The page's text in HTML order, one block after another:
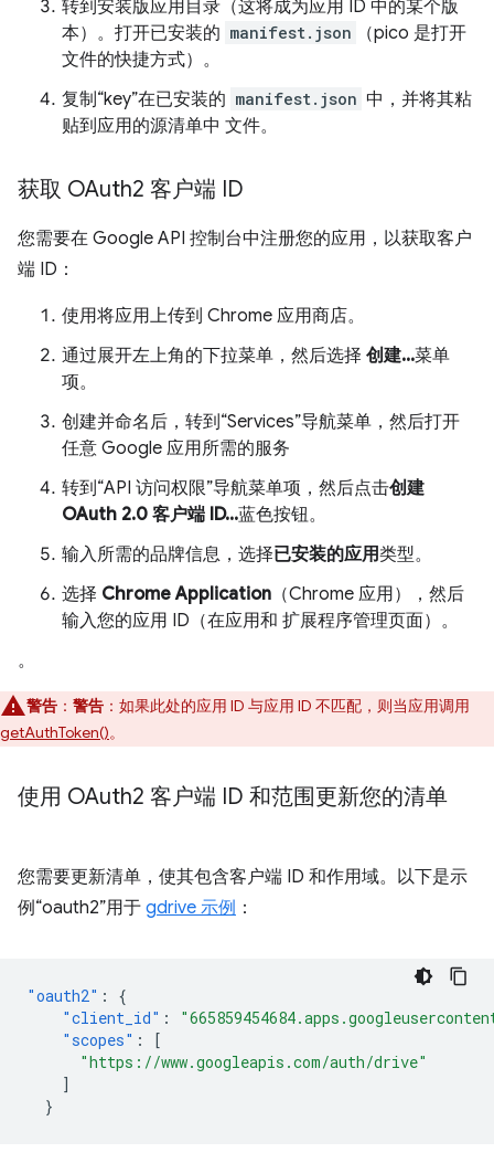
转到安装版应用目录（这将成为应用 ID 中的某个版
本）。打开已安装的 manifest.json
（pico 是打开
文件的快捷方式）。
复制“key”在已安装的 manifest.json 中，并将其粘
贴到应用的源清单中 文件。
获取 OAuth2 客户端 ID
您需要在 Google API 控制台中注册您的应用，以获取客户
端 ID：
使用将应用上传到 Chrome 应用商店。
通过展开左上角的下拉菜单，然后选择 创建...菜单
项。
创建并命名后，转到“Services”导航菜单，然后打开
任意 Google 应用所需的服务
转到“API 访问权限”导航菜单项，然后点击创建
OAuth 2.0 客户端 ID...蓝色按钮。
输入所需的品牌信息，选择已安装的应用类型。
选择 Chrome Application （Chrome 应用），然后
输入您的应用 ID（在应用和 扩展程序管理页面）。
。
警告 ： 警告 ：如果此处的应用 ID 与应用 ID 不匹配，则当应用调用
getAuthToken()。
使用 OAuth2 客户端 ID 和范围更新您的清单
您需要更新清单，使其包含客户端 ID 和作用域。以下是示
例“oauth2”用于 gdrive 示例 ：
"oauth2" :
{
"client_id" :
"scopes" :
[
"https://www.googleapis.com/auth/drive"
]
}